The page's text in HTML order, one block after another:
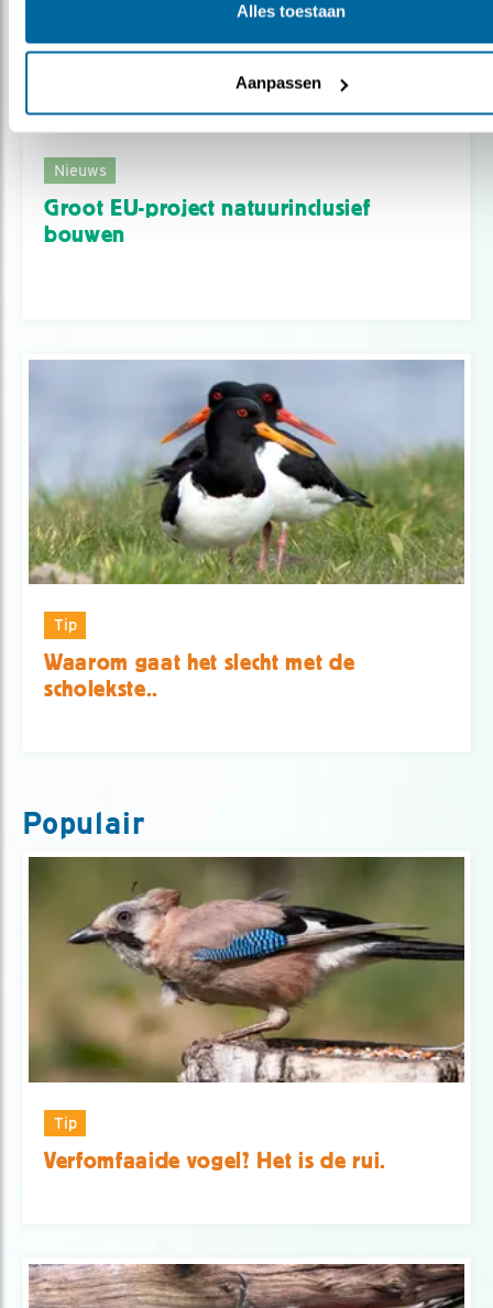
Alles toestaan
Aanpassen
Nieuws
Groot EU-project natuurinclusief
bouwen
Tip
Waarom gaat het slecht met de
scholekste..
Populair
Tip
Verfomfaaide vogel? Het is de rui.